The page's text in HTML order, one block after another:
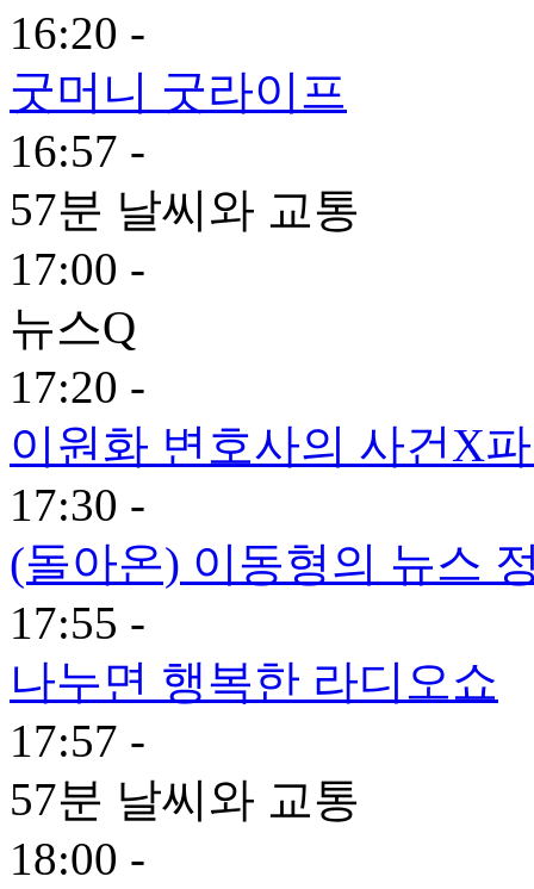
16:20 -
굿머니 굿라이프
16:57 -
57분 날씨와 교통
17:00 -
뉴스Q
17:20 -
이원화 변호사의 사건X
17:30 -
(돌아온) 이동형의 뉴스
17:55 -
나누면 행복한 라디오쇼
17:57 -
57분 날씨와 교통
18:00 -